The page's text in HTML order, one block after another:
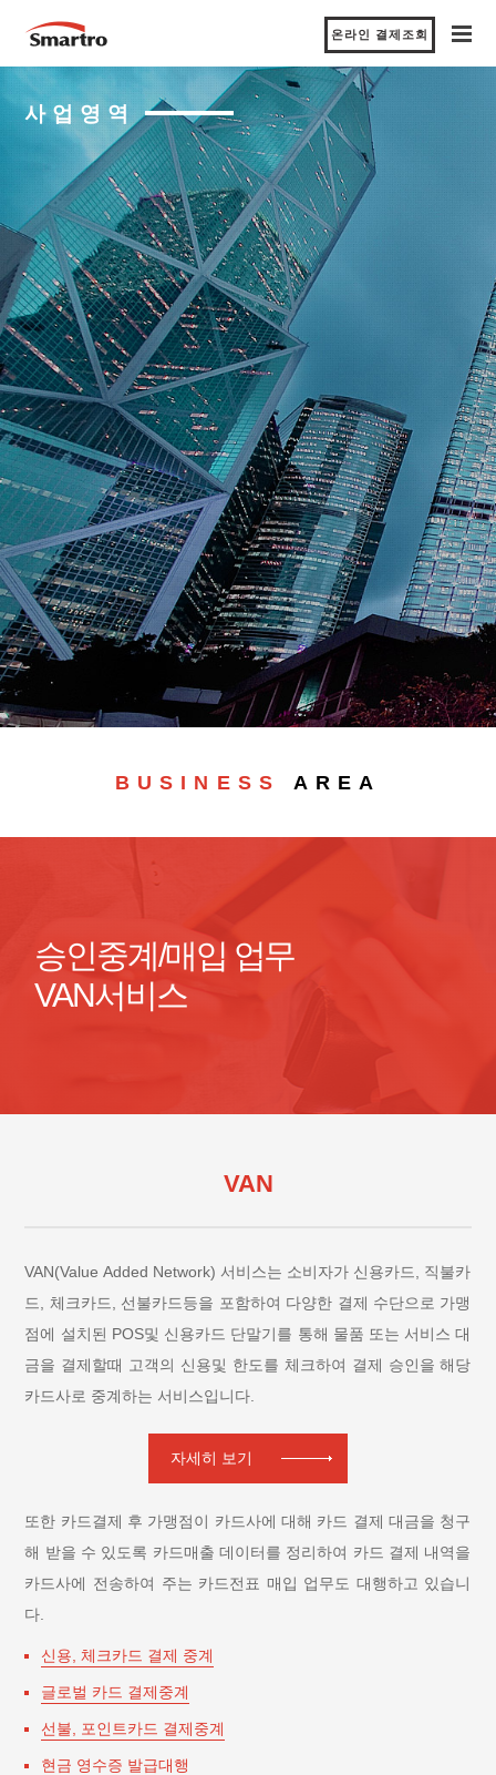
온라인 결제조회
사업영역
BUSINESS AREA
승인중계/매입 업무
VAN서비스
VAN
VAN(Value Added Network) 서비스는 소비자가 신용카드, 직불카
드, 체크카드, 선불카드등을 포함하여 다양한 결제 수단으로 가맹
점에 설치된 POS및 신용카드 단말기를 통해 물품 또는 서비스 대
금을 결제할때 고객의 신용및 한도를 체크하여 결제 승인을 해당
카드사로 중계하는 서비스입니다.
자세히 보기
또한 카드결제 후 가맹점이 카드사에 대해 카드 결제 대금을 청구
해 받을 수 있도록 카드매출 데이터를 정리하여 카드 결제 내역을
카드사에 전송하여 주는 카드전표 매입 업무도 대행하고 있습니
다.
신용, 체크카드 결제 중계
글로벌 카드 결제중계
선불, 포인트카드 결제중계
현금 영수증 발급대행